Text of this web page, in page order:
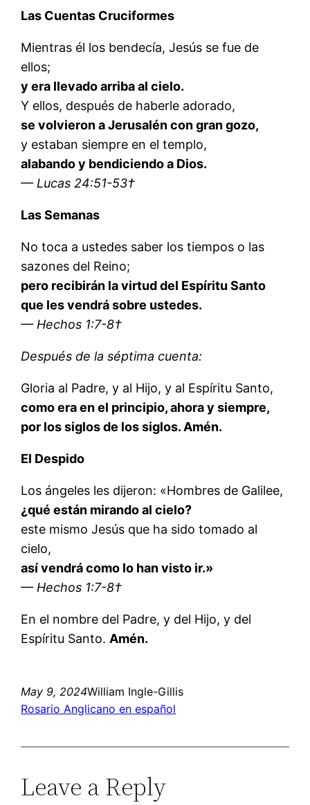
Las Cuentas Cruciformes
Mientras él los bendecía, Jesús se fue de
ellos;
y era llevado arriba al cielo.
Y ellos, después de haberle adorado,
se volvieron a Jerusalén con gran gozo,
y estaban siempre en el templo,
alabando y bendiciendo a Dios.
— Lucas 24:51-53†
Las Semanas
No toca a ustedes saber los tiempos o las
sazones del Reino;
pero recibirán la virtud del Espíritu Santo
que les vendrá sobre ustedes.
— Hechos 1:7-8†
Después de la séptima cuenta:
Gloria al Padre, y al Hijo, y al Espíritu Santo,
como era en el principio, ahora y siempre,
por los siglos de los siglos. Amén.
El Despido
Los ángeles les dijeron: «Hombres de Galilee,
¿qué están mirando al cielo?
este mismo Jesús que ha sido tomado al
cielo,
así vendrá como lo han visto ir.»
— Hechos 1:7-8†
En el nombre del Padre, y del Hijo, y del
Espíritu Santo.Amén.
May 9, 2024William Ingle-Gillis
Rosario Anglicano en español
Leave a Reply